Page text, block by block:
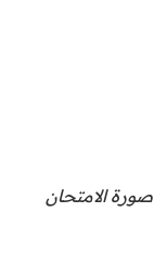
صورة الامتحان